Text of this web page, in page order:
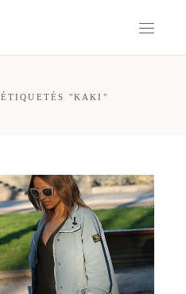
ÉTIQUETÉS "KAKI"